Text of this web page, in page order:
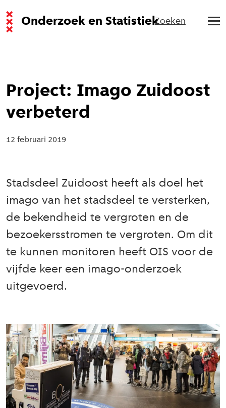
Onderzoek en StatistiekZoeken
Project: Imago Zuidoost
verbeterd
12 februari 2019
Stadsdeel Zuidoost heeft als doel het
imago van het stadsdeel te versterken,
de bekendheid te vergroten en de
bezoekersstromen te vergroten. Om dit
te kunnen monitoren heeft OIS voor de
vijfde keer een imago-onderzoek
uitgevoerd.